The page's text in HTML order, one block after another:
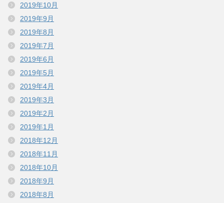
2019年10月
2019年9月
2019年8月
2019年7月
2019年6月
2019年5月
2019年4月
2019年3月
2019年2月
2019年1月
2018年12月
2018年11月
2018年10月
2018年9月
2018年8月